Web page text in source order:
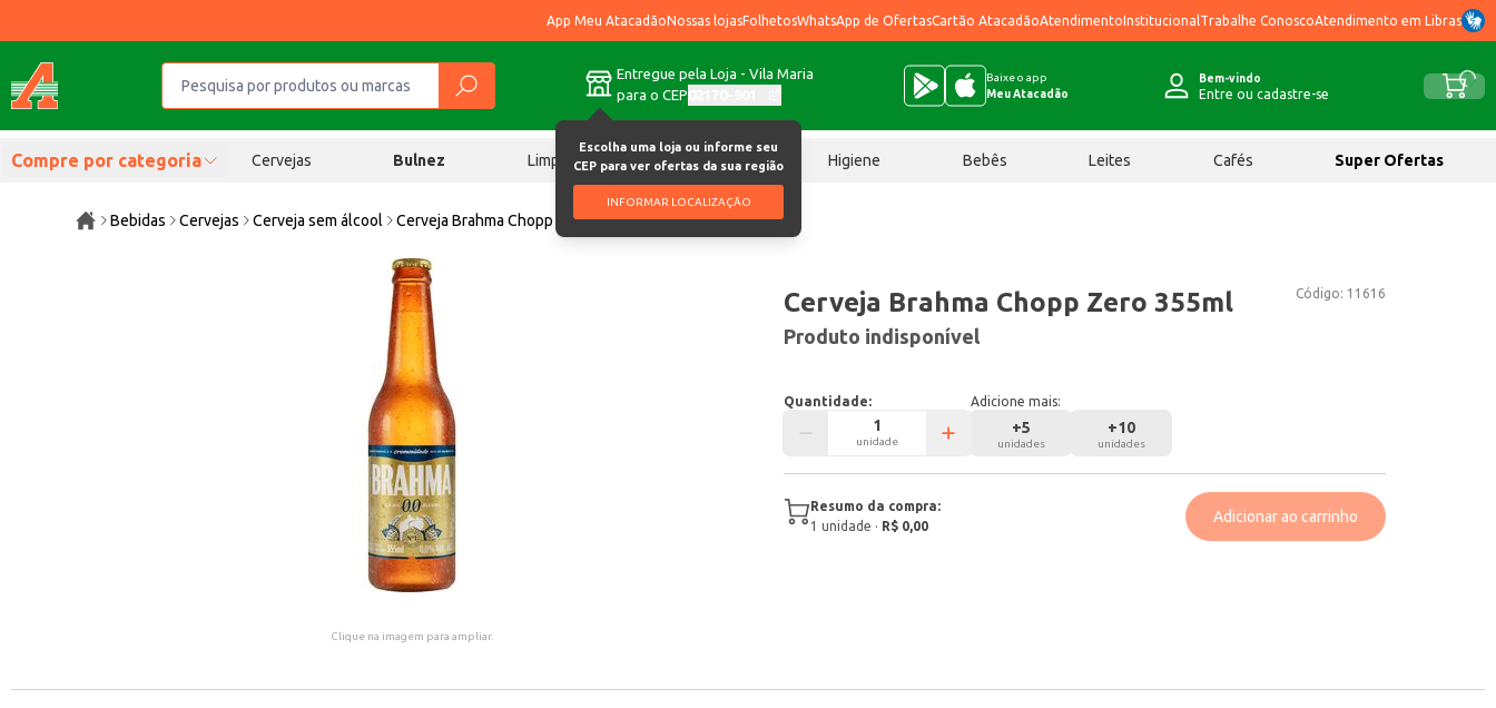
App Meu AtacadãoNossas lojasFolhetosWhatsApp de OfertasCartão AtacadãoAtendimentoInstitucional Trabalhe ConoscoAtendimento em Libras
Entregue pela Loja - Vila Maria
para o CEP
Escolha uma loja ou informe seu
CEP para ver ofertas da sua região
INFORMAR LOCALIZAÇÃO
Baixe o app
Meu Atacadão
Bem-vindo
Entre ou cadastre-se
Compre por categoria Cervejas Bulnez Limpeza Chocolates Higiene Bebês Leites Cafés Super Ofertas
Bebidas Cervejas Cerveja sem álcool Cerveja Brahma Chopp Zero 355ml
Clique na imagem para ampliar.
Código: 11616
Cerveja Brahma Chopp Zero 355ml
Produto indisponível
Quantidade:
unidade
Adicione mais:
+5
unidades
+10
unidades
Resumo da compra:
1 unidade · R$ 0,00
Adicionar ao carrinho